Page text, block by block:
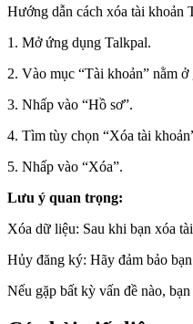
Hướng dẫn cách xóa tài khoản
1. Mở ứng dụng Talkpal.
2. Vào mục “Tài khoản” nằm
3. Nhấp vào “Hồ sơ”.
4. Tìm tùy chọn “Xóa tài
5. Nhấp vào “Xóa”.
Lưu ý quan trọng:
Xóa dữ liệu: Sau khi bạn xóa
Hủy đăng ký: Hãy đảm bảo
Nếu gặp bất kỳ vấn đề nào,